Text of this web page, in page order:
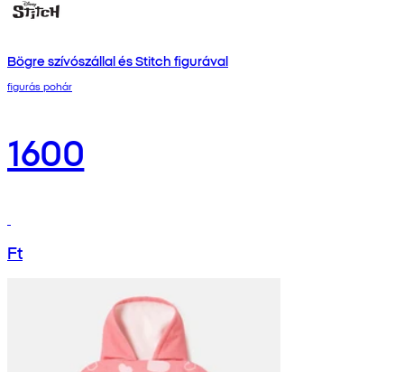
Bögre szívószállal és Stitch figurával
figurás pohár
1600
Ft